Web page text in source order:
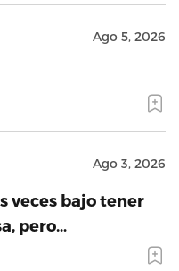
Ago 5, 2026
Ago 3, 2026
veces bajo tener
pero…